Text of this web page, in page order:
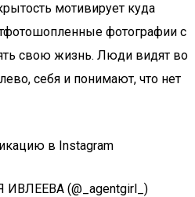
мотивирует куда
фотографии с
свою жизнь. Люди видят во
себя и понимают, что нет
в Instagram
ИВЛЕЕВА (@_agentgirl_)